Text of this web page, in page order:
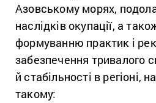
Азовському морях,
наслідків окупації, а
формуванню практик і
забезпечення тривалого
й стабільності в регіоні,
такому: